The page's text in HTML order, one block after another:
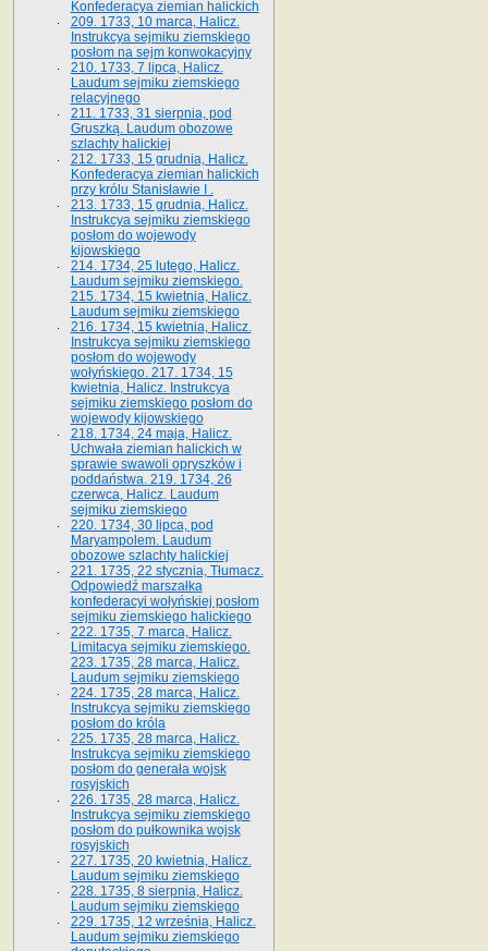
Konfederacya ziemian halickich­
209. 1733, 10 marca, Halicz.
Instrukcya sejmiku ziemskiego
posłom na sejm konwokacyjny
210. 1733, 7 lipca, Halicz.
Laudum sejmiku ziemskiego
relacyjnego
211. 1733, 31 sierpnia, pod
Gruszką. Laudum obozowe
szlachty halickiej
212. 1733, 15 grudnia, Halicz.
Konfederacya ziemian halickich
przy królu Stanisławie I .
213. 1733, 15 grudnia, Halicz.
Instrukcya sejmiku ziemskiego
posłom do wojewody
kijowskiego
214. 1734, 25 lutego, Halicz.
Laudum sejmiku ziemskiego.
215. 1734, 15 kwietnia, Halicz.
Laudum sejmiku ziemskiego
216. 1734, 15 kwietnia, Halicz.
Instrukcya sejmiku ziemskiego
posłom do wojewody
wołyńskiego. 217. 1734, 15
kwietnia, Halicz. Instrukcya
sejmiku ziemskiego posłom do
wojewody kijowskiego
218. 1734, 24 maja, Halicz.
Uchwała ziemian halickich w
sprawie swawoli opryszków i
poddaństwa. 219. 1734, 26
czerwca, Halicz. Laudum
sejmiku ziemskiego
220. 1734, 30 lipca, pod
Maryampolem. Laudum
obozowe szlachty halickiej
221. 1735, 22 stycznia, Tłumacz.
Odpowiedź marszałka
konfederacyi wołyńskiej posłom
sejmiku ziemskiego halickiego
222. 1735, 7 marca, Halicz.
Limitacya sejmiku ziemskiego.
223. 1735, 28 marca, Halicz.
Laudum sejmiku ziemskiego
224. 1735, 28 marca, Halicz.
Instrukcya sejmiku ziemskiego
posłom do króla
225. 1735, 28 marca, Halicz.
Instrukcya sejmiku ziemskiego
posłom do generała wojsk
rosyjskich
226. 1735, 28 marca, Halicz.
Instrukcya sejmiku ziemskiego
posłom do pułkownika wojsk
rosyjskich
227. 1735, 20 kwietnia, Halicz.
Laudum sejmiku ziemskiego
228. 1735, 8 sierpnia, Halicz.
Laudum sejmiku ziemskiego
229. 1735, 12 września, Halicz.
Laudum sejmiku ziemskiego